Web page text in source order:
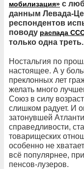
мобилизация» с
данным Левада-
респондентов
поводу распада
только одна треть.
Ностальгия по
настоящее. А у
преклонных лет
желать много
Союз в силу
слишком радует. И
затонувшей
справедливости,
товарищеских
особенно не
всё популярнее,
пенсов-лузеров.